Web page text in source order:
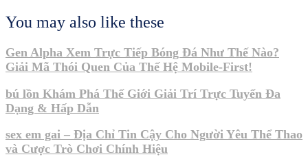
You may also like these
Gen Alpha Xem Trực Tiếp Bóng Đá Như Thế Nào?
Giải Mã Thói Quen Của Thế Hệ Mobile-First!
bú lồn Khám Phá Thế Giới Giải Trí Trực Tuyến Đa
Dạng & Hấp Dẫn
sex em gai – Địa Chỉ Tin Cậy Cho Người Yêu Thể Thao
và Cược Trò Chơi Chính Hiệu